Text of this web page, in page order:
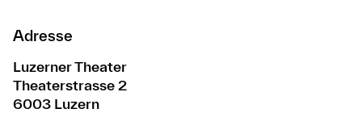
Adresse
Luzerner Theater
Theaterstrasse 2
6003 Luzern